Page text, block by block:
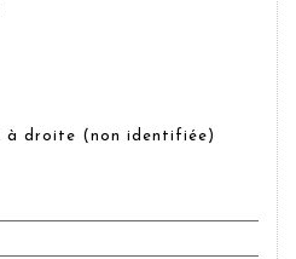
à droite (non identifiée)